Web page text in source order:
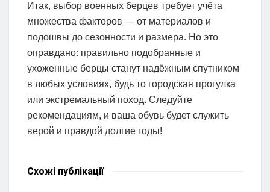
Итак, выбор военных берцев требует учёта
множества факторов — от материалов и
подошвы до сезонности и размера. Но это
оправдано: правильно подобранные и
ухоженные берцы станут надёжным спутником
в любых условиях, будь то городская прогулка
или экстремальный поход. Следуйте
рекомендациям, и ваша обувь будет служить
верой и правдой долгие годы!
Схожі публікації